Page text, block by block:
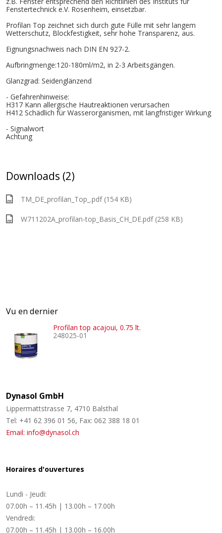
Fenstertechnick e.V. Rosenheim, einsetzbar.
Profilan Top zeichnet sich durch gute Fülle mit sehr langem
Wetterschutz, Blockfestigkeit, sehr hohe Transparenz, aus.
Eignungsnachweis nach DIN EN 927-2.
Aufbringmenge:120-180ml/m2, in 2-3 Arbeitsgängen.
Glanzgrad: Seidenglänzend
- Gefahrenhinweise:
H317 Kann allergische Hautreaktionen verursachen
H412 Schädlich für Wasserorganismen, mit langfristiger Wirkung
- Signalwort
Achtung
Downloads (2)
TM_DE_profilan_Top_.pdf (154 KB)
W711202A_profilan-top_Basis_CH_DE.pdf (258 KB)
Vu en dernier
Profilan top acajoui, 0.75 lt.
248025-01
Dynasol GmbH
Lippermattstrasse 7, 4710 Balsthal
Tel: +41 62 396 01 56, Fax: 062 388 18 01
Email: info@dynasol.ch
Horaires d'ouvertures
Lundi - Jeudi:
07.00h – 11.45h | 13.00h – 17.00h
Vendredi:
07.00h – 11.45h | 13.00h – 16.00h